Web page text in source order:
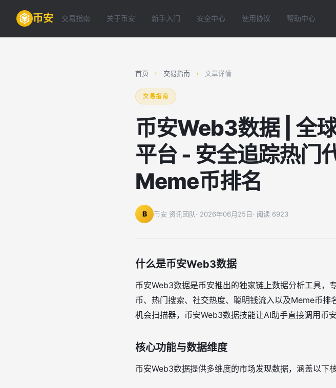
币安 交易指南 关于币安 新手入门 安全中心 使用协议 帮助中心
首页 › 交易指南 › 文章详情
交易指南
币安Web3数据 | 全
平台 - 安全追踪热门
Meme币排名
B 币安 资讯团队· 2026年06月25日· 阅读 6923
什么是币安Web3数据
币安Web3数据是币安推出的独家链上数据分析工具，
币、热门搜索、社交热度、聪明钱流入以及Meme币
机会扫描器，币安Web3数据技能让AI助手直接调用币
核心功能与数据维度
币安Web3数据提供多维度的市场发现数据，涵盖以下核